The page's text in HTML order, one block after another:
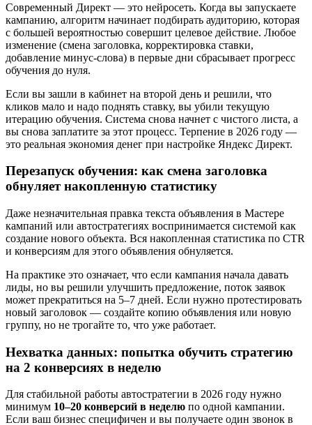
Современный Директ — это нейросеть. Когда вы запускаете
кампанию, алгоритм начинает подбирать аудиторию, которая
с большей вероятностью совершит целевое действие. Любое
изменение (смена заголовка, корректировка ставки,
добавление минус-слова) в первые дни сбрасывает прогресс
обучения до нуля.
Если вы зашли в кабинет на второй день и решили, что
кликов мало и надо поднять ставку, вы убили текущую
итерацию обучения. Система снова начнет с чистого листа, а
вы снова заплатите за этот процесс. Терпение в 2026 году —
это реальная экономия денег при настройке Яндекс Директ.
Перезапуск обучения: как смена заголовка
обнуляет накопленную статистику
Даже незначительная правка текста объявления в Мастере
кампаний или автостратегиях воспринимается системой как
создание нового объекта. Вся накопленная статистика по CTR
и конверсиям для этого объявления обнуляется.
На практике это означает, что если кампания начала давать
лиды, но вы решили улучшить предложение, поток заявок
может прекратиться на 5–7 дней. Если нужно протестировать
новый заголовок — создайте копию объявления или новую
группу, но не трогайте то, что уже работает.
Нехватка данных: попытка обучить стратегию
на 2 конверсиях в неделю
Для стабильной работы автостратегии в 2026 году нужно
минимум 10–20 конверсий в неделю по одной кампании.
Если ваш бизнес специфичен и вы получаете один звонок в